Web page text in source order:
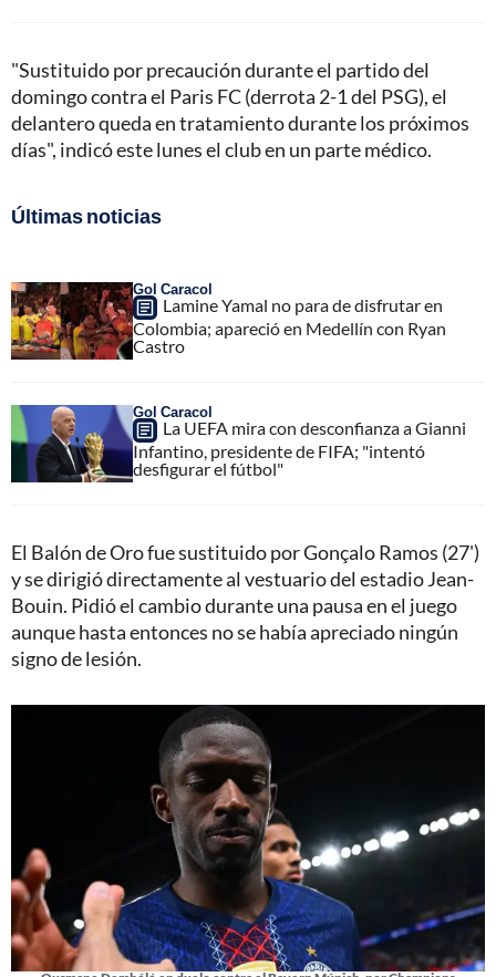
"Sustituido por precaución durante el partido del
domingo contra el Paris FC (derrota 2-1 del PSG), el
delantero queda en tratamiento durante los próximos
días", indicó este lunes el club en un parte médico.
Últimas noticias
Gol Caracol
Lamine Yamal no para de disfrutar en
Colombia; apareció en Medellín con Ryan
Castro
Gol Caracol
La UEFA mira con desconfianza a Gianni
Infantino, presidente de FIFA; "intentó
desfigurar el fútbol"
El Balón de Oro fue sustituido por Gonçalo Ramos (27')
y se dirigió directamente al vestuario del estadio Jean-
Bouin. Pidió el cambio durante una pausa en el juego
aunque hasta entonces no se había apreciado ningún
signo de lesión.